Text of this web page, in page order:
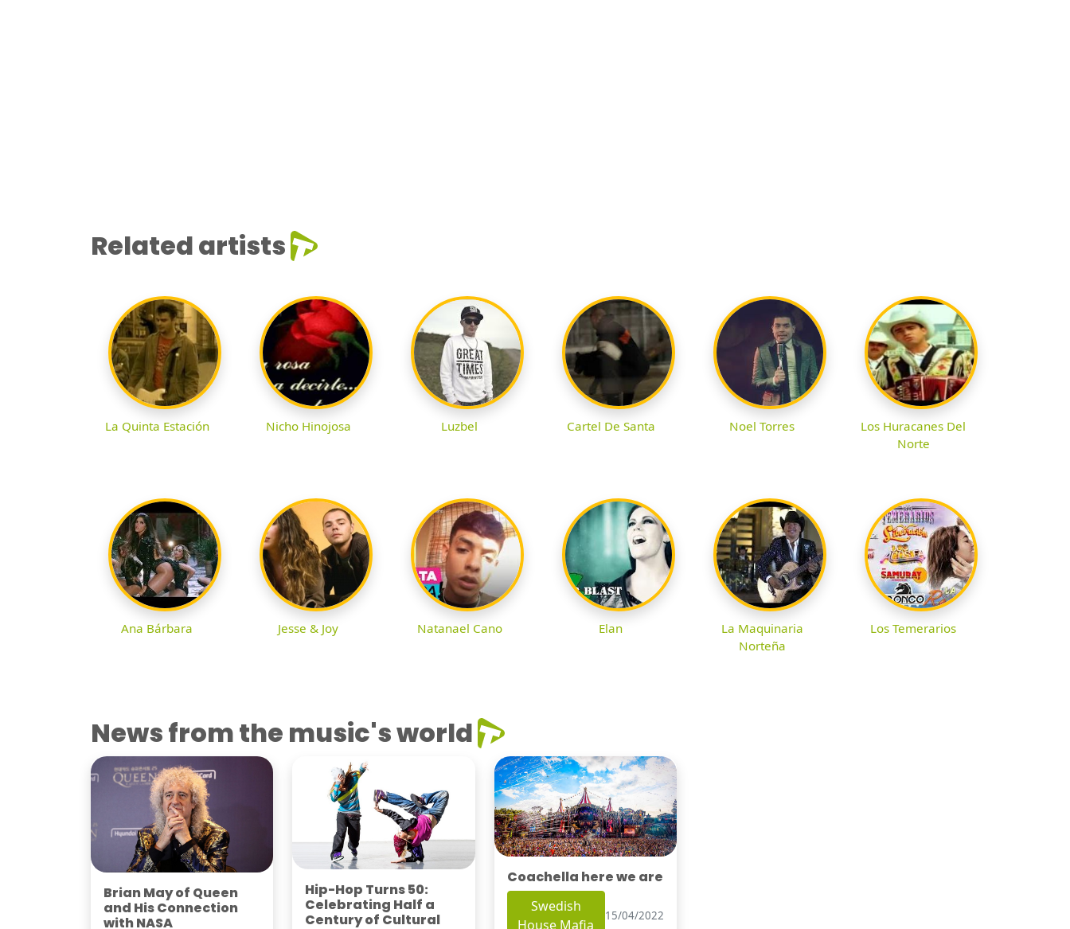
Related artists
La Quinta Estación Nicho Hinojosa Luzbel Cartel De Santa Noel Torres
Los Huracanes Del
Norte
Ana Bárbara Jesse & Joy Natanael Cano Elan
La Maquinaria
Norteña
Los Temerarios
News from the music's world
Brian May of Queen
and His Connection
with NASA
Hip-Hop Turns 50:
Celebrating Half a
Century of Cultural
Coachella here we are
Swedish
House Mafia
15/04/2022